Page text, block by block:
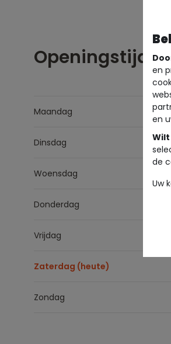
Openingstijden
Maandag
Dinsdag
Woensdag
Donderdag
Vrijdag
Zaterdag (heute)
Zondag
en
en
de
Uw